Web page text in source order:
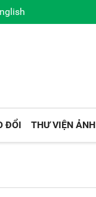
ĐỔI THƯ VIỆN ẢNH